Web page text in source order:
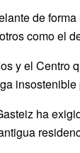
de
como el
y el Centro
ha